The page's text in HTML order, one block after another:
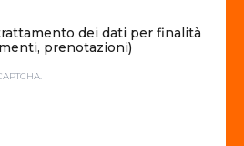
dei dati per finalità
prenotazioni)